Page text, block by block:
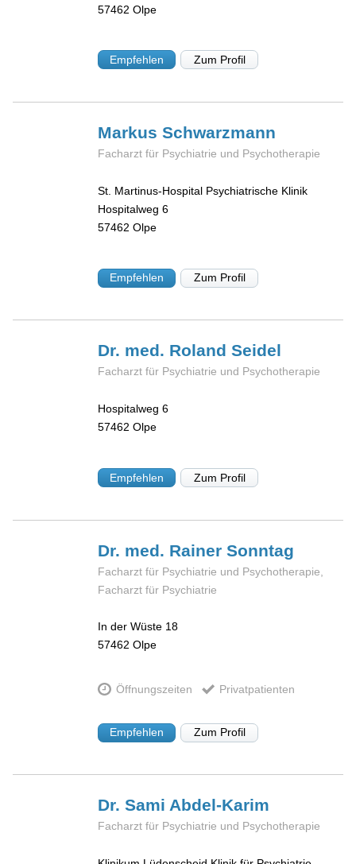
57462 Olpe
Empfehlen Zum Profil
MarkusSchwarzmann
Facharzt für Psychiatrie und Psychotherapie
St. Martinus-Hospital Psychiatrische Klinik
Hospitalweg 6
57462 Olpe
Empfehlen Zum Profil
Dr. med. RolandSeidel
Facharzt für Psychiatrie und Psychotherapie
Hospitalweg 6
57462 Olpe
Empfehlen Zum Profil
Dr. med. RainerSonntag
Facharzt für Psychiatrie und Psychotherapie,
Facharzt für Psychiatrie
In der Wüste 18
57462 Olpe
Öffnungszeiten Privatpatienten
Empfehlen Zum Profil
Dr. Sami Abdel-Karim
Facharzt für Psychiatrie und Psychotherapie